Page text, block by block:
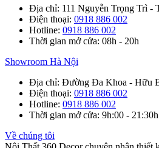
Địa chỉ: 111 Nguyễn Trọng Trì
Điện thoại: 0918 886 002
Hotline: 0918 886 002
Thời gian mở cửa: 08h - 20h
Showroom Hà Nội
Địa chỉ: Đường Đa Khoa - Hữu
Điện thoại: 0918 886 002
Hotline: 0918 886 002
Thời gian mở cửa: 9h:00 - 21:30h
Về chúng tôi